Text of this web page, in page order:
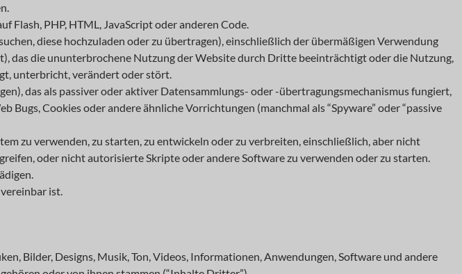
Flash, PHP, HTML, JavaScript oder anderen Code.
diese hochzuladen oder zu übertragen), einschließlich der übermäßigen Verwendung
das die ununterbrochene Nutzung der Website durch Dritte beeinträchtigt oder die Nutzung,
unterbricht, verändert oder stört.
das als passiver oder aktiver Datensammlungs- oder -übertragungsmechanismus fungiert,
Cookies oder andere ähnliche Vorrichtungen (manchmal als “Spyware” oder “passive
zu verwenden, zu starten, zu entwickeln oder zu verbreiten, einschließlich, aber nicht
oder nicht autorisierte Skripte oder andere Software zu verwenden oder zu starten.
ist.
Bilder, Designs, Musik, Ton, Videos, Informationen, Anwendungen, Software und andere